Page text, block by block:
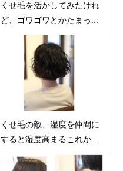
くせ毛を活かしてみたけれ
ど、ゴワゴワとかたまっ...
くせ毛の敵、湿度を仲間に
すると湿度高まるこれか...